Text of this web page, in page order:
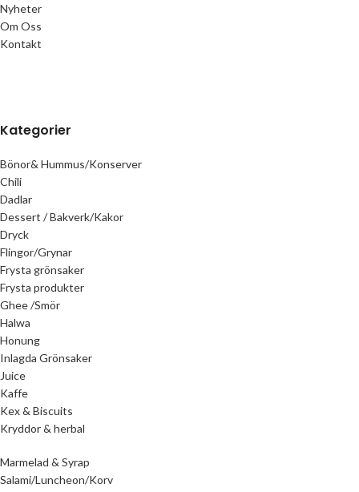
Nyheter
Om Oss
Kontakt
Kategorier
Bönor& Hummus/Konserver
Chili
Dadlar
Dessert / Bakverk/Kakor
Dryck
Flingor/Grynar
Frysta grönsaker
Frysta produkter
Ghee /Smör
Halwa
Honung
Inlagda Grönsaker
Juice
Kaffe
Kex & Biscuits
Kryddor & herbal
Marmelad & Syrap
Salami/Luncheon/Korv